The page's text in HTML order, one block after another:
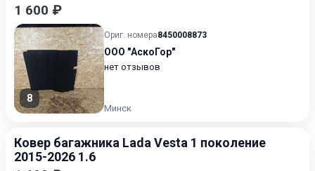
1 600 ₽
8
Ориг. номера8450008873
ООО "АскоГор"
нет отзывов
Минск
Ковер багажника Lada Vesta 1 поколение
2015-2026 1.6